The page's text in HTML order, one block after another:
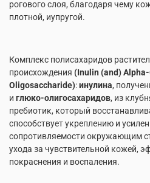
рогового слоя, благодаря чему
плотной, иупругой.
Комплекс полисахаридов
происхождения (Inulin (and)
Oligosaccharide):инулина,
и глюко-олигосахаридов, из
пребиотик, который
способствует укреплению и
сопротивляемости окружающим
ухода за чувствительной кожей,
покраснения и воспаления.